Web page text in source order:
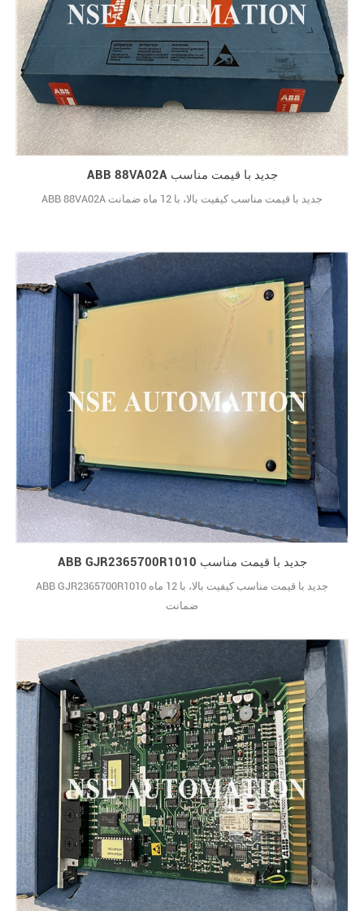
ABB 88VA02A جدید با قیمت مناسب
ABB 88VA02A جدید با قیمت مناسب کیفیت بالا، با 12 ماه ضمانت
ABB GJR2365700R1010 جدید با قیمت مناسب
ABB GJR2365700R1010 جدید با قیمت مناسب کیفیت بالا، با 12 ماه
ضمانت